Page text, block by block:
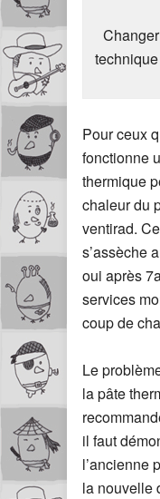
Pour ceux
fonctionne
thermique
chaleur du
ventirad.
s’assèche
oui après
services
coup de
Le
la pâte
il faut
l’ancienne
la nouvelle